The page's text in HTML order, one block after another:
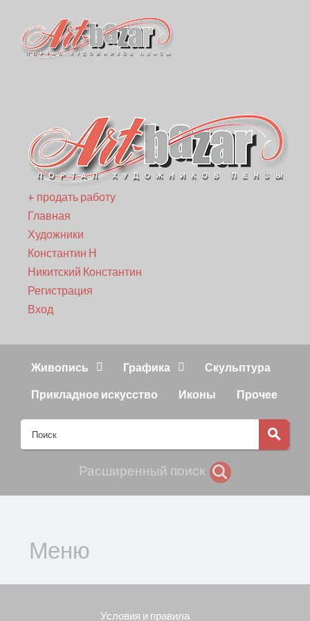
+ продать работу
Главная
Художники
Константин Н
Никитский Константин
Регистрация
Вход
Живопись Графика Скульптура
Прикладное искусство Иконы Прочее
Расширенный поиск
Меню
Условия и правила